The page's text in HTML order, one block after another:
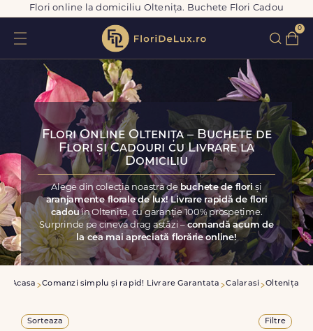
Flori online la domiciliu Oltenița. Buchete Flori Cadou
0
Flori Online Oltenița – Buchete de
Flori și Cadouri cu Livrare la
Domiciliu
Alege din colecția noastră de buchete de floriși
aranjamente florale de lux! Livrare rapidă de flori
cadouîn Oltenița, cu garanție 100% prospețime.
Surprinde pe cineva drag astăzi –comandă acum de
la cea mai apreciată florărie online!
Acasa Comanzi simplu și rapid! Livrare Garantata Calarasi Oltenița
Sorteaza Filtre